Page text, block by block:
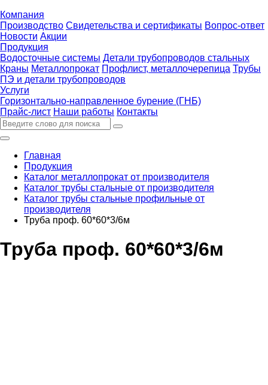
Компания
Производство Свидетельства и сертификаты Вопрос-ответ
Новости Акции
Продукция
Водосточные системы Детали трубопроводов стальных
Краны Металлопрокат Профлист, металлочерепица Трубы
ПЭ и детали трубопроводов
Услуги
Горизонтально-направленное бурение (ГНБ)
Прайс-лист Наши работы Контакты
Главная
Продукция
Каталог металлопрокат от производителя
Каталог трубы стальные от производителя
Каталог трубы стальные профильные от
производителя
Труба проф. 60*60*3/6м
Труба проф. 60*60*3/6м